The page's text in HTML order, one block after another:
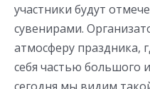
участники будут
сувенирами.
атмосферу праздника,
себя частью большого